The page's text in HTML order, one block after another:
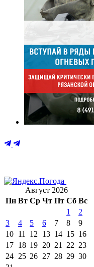
Август 2026
Пн Вт Ср Чт Пт Сб Вс
1
2
3
4 5 6 7 8
9
10 11 12 13 14 15 16
17 18 19 20 21 22 23
24 25 26 27 28 29 30